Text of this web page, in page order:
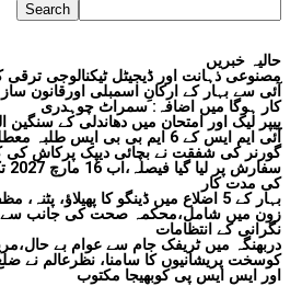
Search
حالیہ خبریں
مصنوعی ذہانت اور ڈیجیٹل ٹیکنالوجی
آئی سے بہار کے ارکانِ اسمبلی اورقانون
کار ہوگا میں اضافہ: سمراٹ چوہدری
پیپر لیک اور امتحان میں دھاندلی کے سنگین
آئی ایم ایس کے 6 ایم بی بی ایس طلبہ معطل
گورنر کی شفقت نے بچائی دیپک پرکاش
کی مدت کار
زون میں شامل،محکمہ صحت کی جانب
نگرانی کے انتظامات
دربھنگہ میں ٹریفک جام سے عوام بے
کوسخت پریشانیوں کا سامنا، نظرعالم نے
اور ایس ایس پی کوبھیجا مکتوب